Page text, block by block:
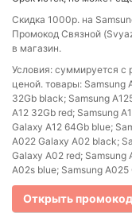
Скидка 1000р. на
Промокод Связной
в магазин.
Условия: суммируется с
ценой. товары: Samsung
32Gb black; Samsung
A12 32Gb red; Samsung
Galaxy A12 64Gb blue;
A022 Galaxy A02 black;
Galaxy A02 red; Samsung
A02s blue; Samsung
Открыть промокод